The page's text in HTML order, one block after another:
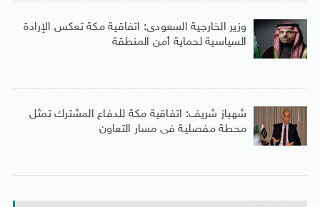
وزير الخارجية السعودى: اتفاقية مكة تعكس الإرادة
السياسية لحماية أمن المنطقة
شهباز شريف: اتفاقية مكة للدفاع المشترك تمثل
محطة مفصلية فى مسار التعاون